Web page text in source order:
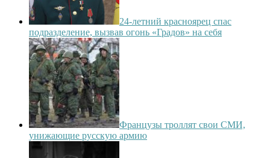
24-летний красноярец спас
подразделение, вызвав огонь «Градов» на себя
Французы троллят свои СМИ,
унижающие русскую армию